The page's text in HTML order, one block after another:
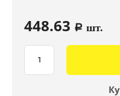
448.63 a шт.